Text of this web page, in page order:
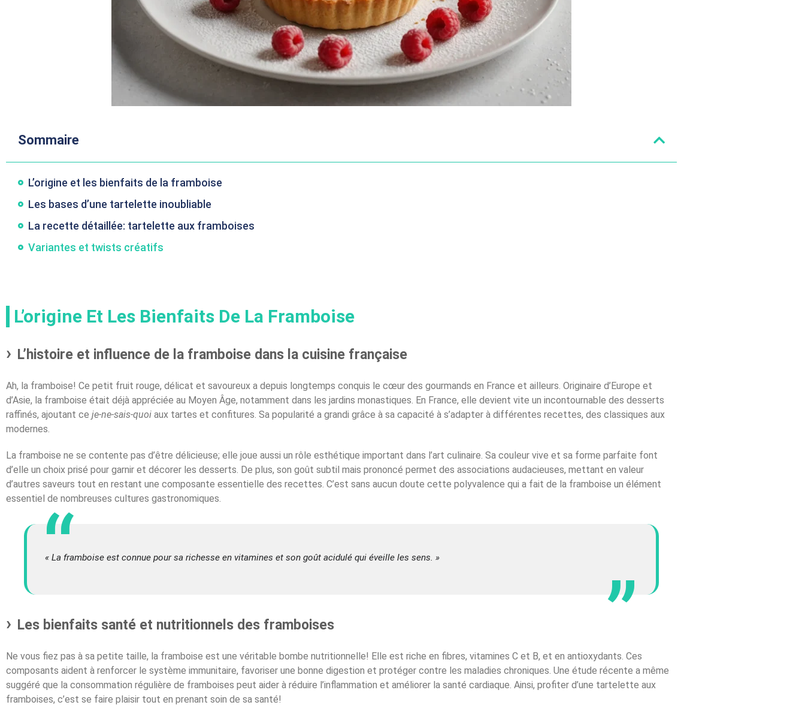
Sommaire
L’origine et les bienfaits de la framboise
Les bases d’une tartelette inoubliable
La recette détaillée: tartelette aux framboises
Variantes et twists créatifs
L’origine Et Les Bienfaits De La Framboise
L’histoire et influence de la framboise dans la cuisine française
Ah, la framboise! Ce petit fruit rouge, délicat et savoureux a depuis longtemps conquis le cœur des gourmands en France et ailleurs. Originaire d’Europe et
d’Asie, la framboise était déjà appréciée au Moyen Âge, notamment dans les jardins monastiques. En France, elle devient vite un incontournable des desserts
raffinés, ajoutant ce je-ne-sais-quoi aux tartes et confitures. Sa popularité a grandi grâce à sa capacité à s’adapter à différentes recettes, des classiques aux
modernes.
La framboise ne se contente pas d’être délicieuse; elle joue aussi un rôle esthétique important dans l’art culinaire. Sa couleur vive et sa forme parfaite font
d’elle un choix prisé pour garnir et décorer les desserts. De plus, son goût subtil mais prononcé permet des associations audacieuses, mettant en valeur
d’autres saveurs tout en restant une composante essentielle des recettes. C’est sans aucun doute cette polyvalence qui a fait de la framboise un élément
essentiel de nombreuses cultures gastronomiques.
« La framboise est connue pour sa richesse en vitamines et son goût acidulé qui éveille les sens. »
Les bienfaits santé et nutritionnels des framboises
Ne vous fiez pas à sa petite taille, la framboise est une véritable bombe nutritionnelle! Elle est riche en fibres, vitamines C et B, et en antioxydants. Ces
composants aident à renforcer le système immunitaire, favoriser une bonne digestion et protéger contre les maladies chroniques. Une étude récente a même
suggéré que la consommation régulière de framboises peut aider à réduire l’inflammation et améliorer la santé cardiaque. Ainsi, profiter d’une tartelette aux
framboises, c’est se faire plaisir tout en prenant soin de sa santé!